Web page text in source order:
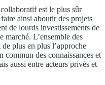
est le plus sûr
ainsi aboutir des projets
de lourds investissements de
L’ensemble des
plus en plus l’approche
commun des connaissances et
aussi entre acteurs privés et